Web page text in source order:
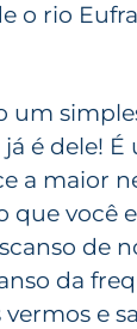
o rio
um
é dele! É
a maior
que você
de
da
e